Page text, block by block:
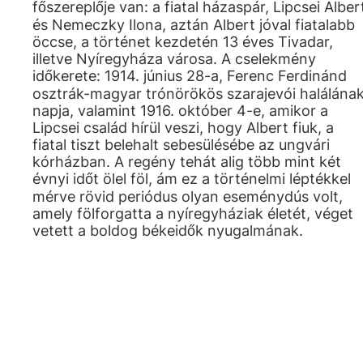
főszereplője van: a fiatal házaspár, Lipcsei
és Nemeczky Ilona, aztán Albert jóval fiatalabb
öccse, a történet kezdetén 13 éves Tivadar,
illetve Nyíregyháza városa. A cselekmény
időkerete: 1914. június 28-a, Ferenc Ferdinánd
osztrák-magyar trónörökös szarajevói halálának
napja, valamint 1916. október 4-e, amikor a
Lipcsei család hírül veszi, hogy Albert fiuk, a
fiatal tiszt belehalt sebesülésébe az ungvári
kórházban. A regény tehát alig több mint két
évnyi időt ölel föl, ám ez a történelmi léptékkel
mérve rövid periódus olyan eseménydús volt,
amely fölforgatta a nyíregyháziak életét, véget
vetett a boldog békeidők nyugalmának.